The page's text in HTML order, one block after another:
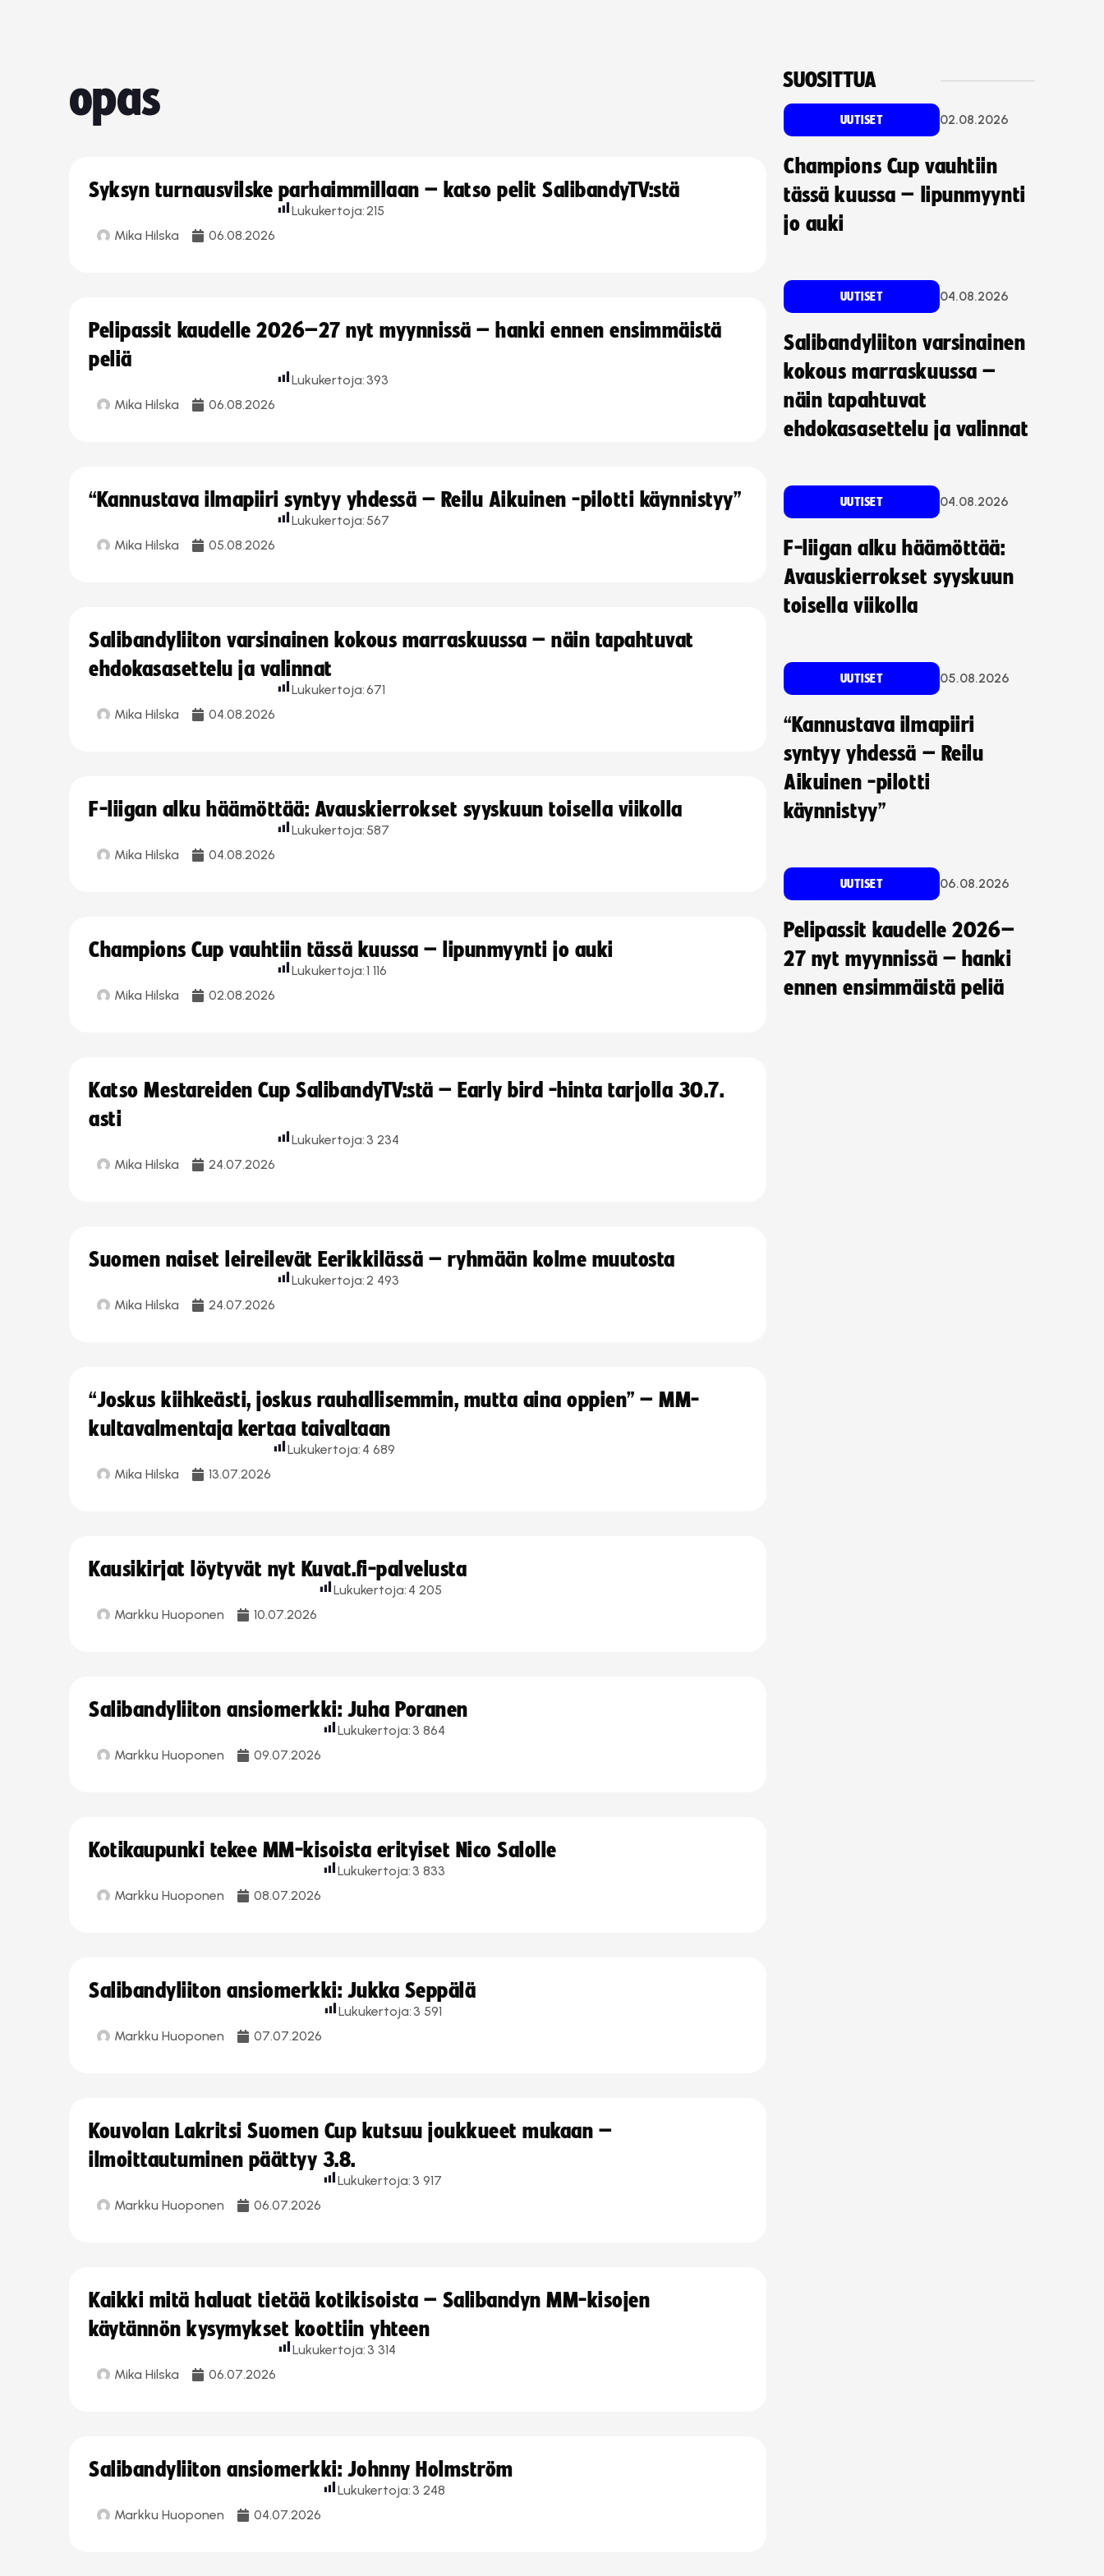
opas
Syksyn turnausvilske parhaimmillaan – katso pelit SalibandyTV:stä
Mika Hilska 06.08.2026
Lukukertoja:215
Pelipassit kaudelle 2026–27 nyt myynnissä – hanki ennen ensimmäistä
peliä
Mika Hilska 06.08.2026
Lukukertoja: 393
“Kannustava ilmapiiri syntyy yhdessä – Reilu Aikuinen -pilotti käynnistyy”
Mika Hilska 05.08.2026
Lukukertoja: 567
Salibandyliiton varsinainen kokous marraskuussa – näin tapahtuvat
ehdokasasettelu ja valinnat
Mika Hilska 04.08.2026
Lukukertoja:671
F-liigan alku häämöttää: Avauskierrokset syyskuun toisella viikolla
Mika Hilska 04.08.2026
Lukukertoja: 587
Champions Cup vauhtiin tässä kuussa – lipunmyynti jo auki
Mika Hilska 02.08.2026
Lukukertoja:1 116
Katso Mestareiden Cup SalibandyTV:stä – Early bird -hinta tarjolla 30.7.
asti
Mika Hilska 24.07.2026
Lukukertoja: 3 234
Suomen naiset leireilevät Eerikkilässä – ryhmään kolme muutosta
Mika Hilska 24.07.2026
Lukukertoja:2 493
“Joskus kiihkeästi, joskus rauhallisemmin, mutta aina oppien” – MM-
kultavalmentaja kertaa taivaltaan
Mika Hilska 13.07.2026
Lukukertoja: 4 689
Kausikirjat löytyvät nyt Kuvat.fi-palvelusta
Markku Huoponen 10.07.2026
Lukukertoja: 4 205
Salibandyliiton ansiomerkki: Juha Poranen
Markku Huoponen 09.07.2026
Lukukertoja: 3 864
Kotikaupunki tekee MM-kisoista erityiset Nico Salolle
Markku Huoponen 08.07.2026
Lukukertoja: 3 833
Salibandyliiton ansiomerkki: Jukka Seppälä
Markku Huoponen 07.07.2026
Lukukertoja: 3 591
Kouvolan Lakritsi Suomen Cup kutsuu joukkueet mukaan –
ilmoittautuminen päättyy 3.8.
Markku Huoponen 06.07.2026
Lukukertoja: 3 917
Kaikki mitä haluat tietää kotikisoista – Salibandyn MM-kisojen
käytännön kysymykset koottiin yhteen
Mika Hilska 06.07.2026
Lukukertoja: 3 314
Salibandyliiton ansiomerkki: Johnny Holmström
Markku Huoponen 04.07.2026
Lukukertoja: 3 248
SUOSITTUA
UUTISET 02.08.2026
Champions Cup vauhtiin
tässä kuussa – lipunmyynti
jo auki
UUTISET 04.08.2026
Salibandyliiton varsinainen
kokous marraskuussa –
näin tapahtuvat
ehdokasasettelu ja valinnat
UUTISET 04.08.2026
F-liigan alku häämöttää:
Avauskierrokset syyskuun
toisella viikolla
UUTISET 05.08.2026
“Kannustava ilmapiiri
syntyy yhdessä – Reilu
Aikuinen -pilotti
käynnistyy”
UUTISET 06.08.2026
Pelipassit kaudelle 2026–
27 nyt myynnissä – hanki
ennen ensimmäistä peliä